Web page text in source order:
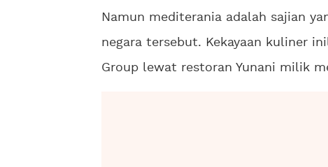
Namun mediterania adalah sajian
negara tersebut. Kekayaan kuliner
Group lewat restoran Yunani milik